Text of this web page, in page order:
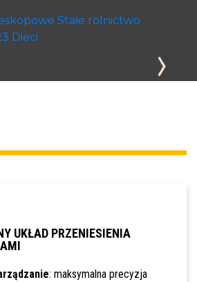
UKŁAD PRZENIESIENIA
: maksymalna precyzja